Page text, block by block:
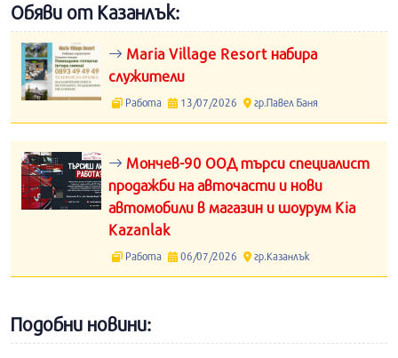
Обяви от Казанлък:
Maria Village Resort набира
служители
Работа 13/07/2026 гр.Павел Баня
Мончев-90 ООД търси специалист
продажби на авточасти и нови
автомобили в магазин и шоурум Kia
Kazanlak
Работа 06/07/2026 гр.Казанлък
Подобни новини: